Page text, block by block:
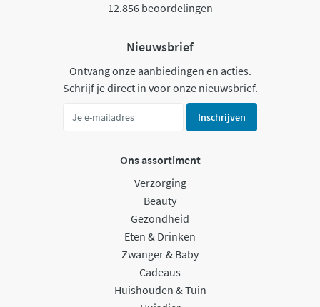
12.856 beoordelingen
Nieuwsbrief
Ontvang onze aanbiedingen en acties.
Schrijf je direct in voor onze nieuwsbrief.
Inschrijven
Ons assortiment
Verzorging
Beauty
Gezondheid
Eten & Drinken
Zwanger & Baby
Cadeaus
Huishouden & Tuin